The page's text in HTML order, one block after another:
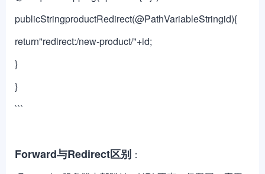
publicStringproductRedirect(@PathVariableStringid){
return"redirect:/new-product/"+id;
}
}
```
Forward与Redirect区别 ：